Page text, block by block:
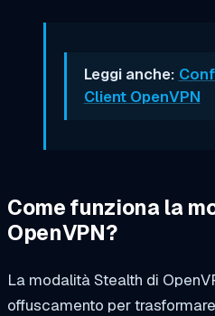
Leggi anche:
Client OpenVPN
Come funziona la
OpenVPN?
La modalità Stealth di
offuscamento per